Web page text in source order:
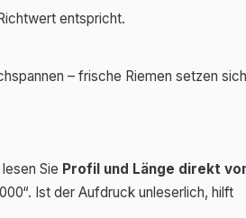
entspricht.
– frische Riemen setzen
Sie Profil und Länge direkt
Ist der Aufdruck unleserlich, hilft